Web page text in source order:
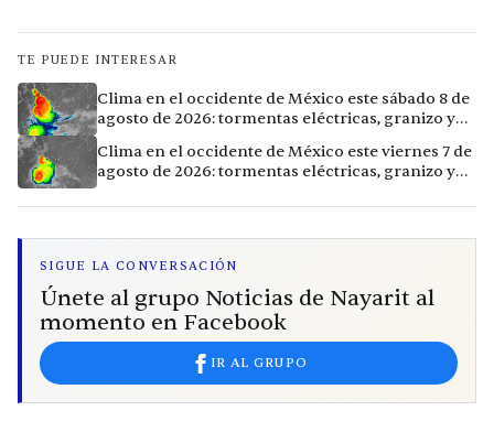
TE PUEDE INTERESAR
Clima en el occidente de México este sábado 8 de
agosto de 2026: tormentas eléctricas, granizo y
Clima en el occidente de México este viernes 7 de
agosto de 2026: tormentas eléctricas, granizo y
SIGUE LA CONVERSACIÓN
Únete al grupo Noticias de Nayarit al
momento en Facebook
IR AL GRUPO